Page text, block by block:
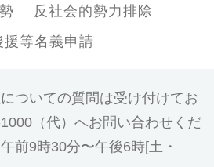
反社会的勢力排除
援等名義申請
ついての質問は受け付けてお
（代）へお問い合わせくだ
前9時30分〜午後6時[土・